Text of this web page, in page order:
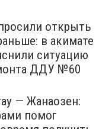
открыть
в акимате
ситуацию
ДДУ №60
— Жанаозен:
помог